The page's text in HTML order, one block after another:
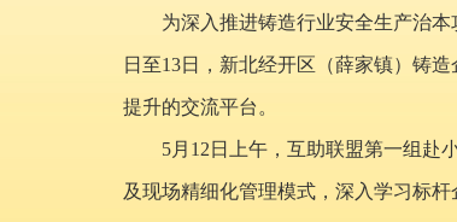
为深入推进铸造行业安全生产治
日至13日，新北经开区（薛家镇）铸
提升的交流平台。
5月12日上午，互助联盟第一组赴
及现场精细化管理模式，深入学习标